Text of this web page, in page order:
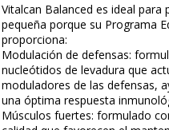
Vitalcan Balanced es ideal para
pequeña porque su Programa
proporciona:
Modulación de defensas:
nucleótidos de levadura que
moduladores de las defensas,
una óptima respuesta
Músculos fuertes: formulado